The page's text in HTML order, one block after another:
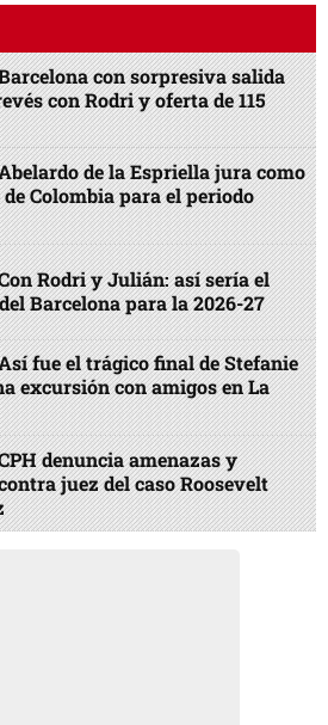
con sorpresiva salida
con Rodri y oferta de 115
de la Espriella jura como
Colombia para el periodo
Rodri y Julián: así sería el
Barcelona para la 2026-27
fue el trágico final de Stefanie
excursión con amigos en La
denuncia amenazas y
juez del caso Roosevelt